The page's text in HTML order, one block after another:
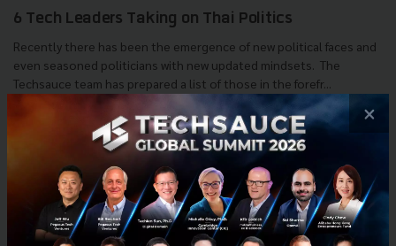
6 Tech Leaders Taking on Thai Politics
Recently there has been the emergence of new political faces and
even seasoned politicians with new updated mindsets. The
Techsauce team has prepared a list of those in the forefr...
| ByChaowarat Yongjiranon
Thailand election 2019
×